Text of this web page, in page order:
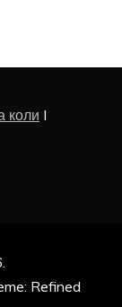
коли I
Refined